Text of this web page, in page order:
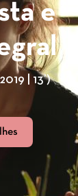
e
| 13’)